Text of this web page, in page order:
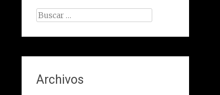
Buscar:
Archivos